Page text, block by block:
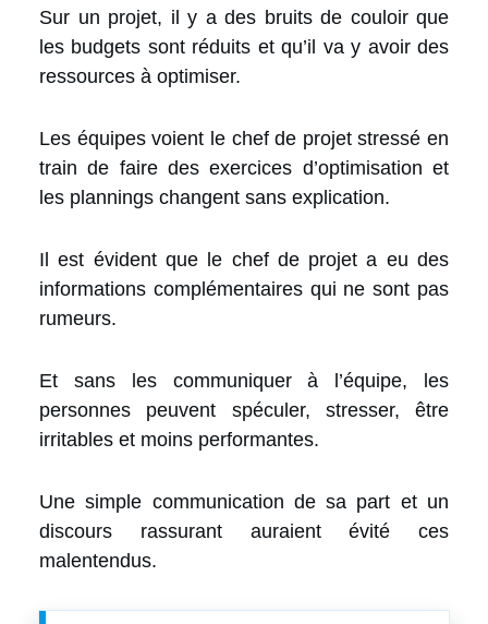
Sur un projet, il y a des bruits de couloir que
les budgets sont réduits et qu’il va y avoir des
ressources à optimiser.
Les équipes voient le chef de projet stressé en
train de faire des exercices d’optimisation et
les plannings changent sans explication.
Il est évident que le chef de projet a eu des
informations complémentaires qui ne sont pas
rumeurs.
Et sans les communiquer à l’équipe, les
personnes peuvent spéculer, stresser, être
irritables et moins performantes.
Une simple communication de sa part et un
discours rassurant auraient évité ces
malentendus.